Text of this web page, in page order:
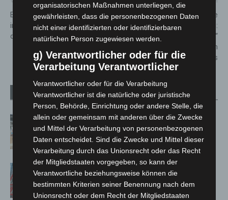
EPL erweitert Nahwärmenetz
in Langenhagen – Arbeiten auf
der Zielgeraden
Auszeichnung für die
Herrenhäuser Gärten:
Kinderbuch „Felicitas & Jakob“
gewinnt Deutschen
Gartenbuchpreis
Verwandte Artikel Mehr vom Autor
Kunst trifft Weingenuss: Barbara-
Susann Mehring zeigt ihre Werke im
Jacques’ Wein-Depot Isernhagen
A2: Zweite Turbobaustelle startet
zwischen Hannover-West und
Bothfeld
organisatorischen Maßnahmen unterliegen, die
gewährleisten, dass die personenbezogenen Daten
nicht einer identifizierten oder identifizierbaren
natürlichen Person zugewiesen werden.
g) Verantwortlicher oder für die
Verarbeitung Verantwortlicher
Verantwortlicher oder für die Verarbeitung
Verantwortlicher ist die natürliche oder juristische
Person, Behörde, Einrichtung oder andere Stelle, die
allein oder gemeinsam mit anderen über die Zwecke
und Mittel der Verarbeitung von personenbezogenen
Daten entscheidet. Sind die Zwecke und Mittel dieser
Verarbeitung durch das Unionsrecht oder das Recht
der Mitgliedstaaten vorgegeben, so kann der
Verantwortliche beziehungsweise können die
bestimmten Kriterien seiner Benennung nach dem
Unionsrecht oder dem Recht der Mitgliedstaaten